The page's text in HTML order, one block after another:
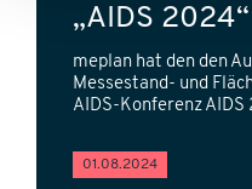
„AIDS 2024“
meplan hat den den
Messestand- und
AIDS-Konferenz
01.08.2024